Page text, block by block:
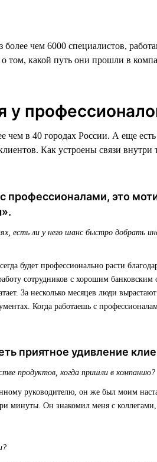
чем 6000 специалистов,
какой путь они прошли в
у
в 40 городах России. А еще
Как устроены связи внутри
профессионалами, это
есть ли у него шанс быстро добрать
будет профессионально расти
сотрудников с хорошим
За несколько месяцев люди
Когда работаешь с
приятное удивление
продуктов, когда пришли в компанию?
руководителю, он же был моим
минуты. Он знакомил меня с